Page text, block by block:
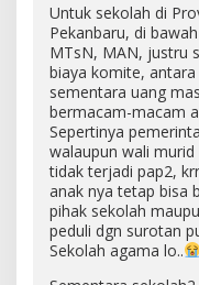
Untuk sekolah di
Pekanbaru, di
MTsN, MAN, justru
biaya komite,
sementara uang
bermacam-macam
Sepertinya
walaupun wali
tidak terjadi pap2,
anak nya tetap bisa
pihak sekolah
peduli dgn surotan
Sekolah agama lo..